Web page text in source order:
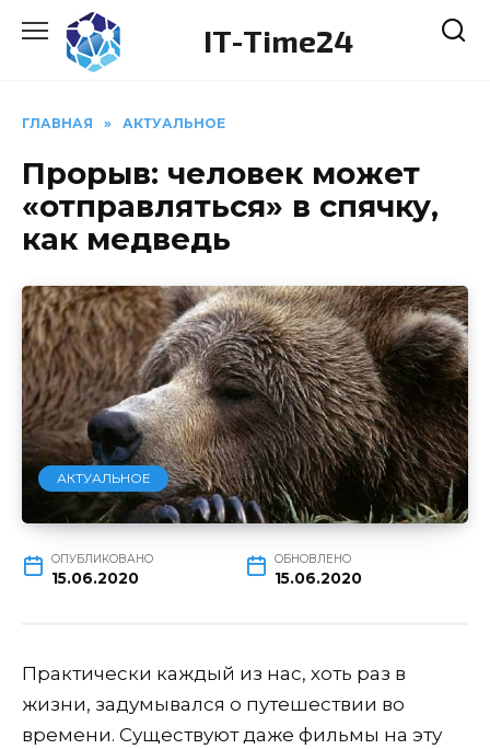
Перейти
содержанию
IT-Time24
ГЛАВНАЯ » АКТУАЛЬНОЕ
Прорыв: человек может
«отправляться» в спячку,
как медведь
АКТУАЛЬНОЕ
ОПУБЛИКОВАНО
15.06.2020
ОБНОВЛЕНО
15.06.2020
Практически каждый из нас, хоть раз в
жизни, задумывался о путешествии во
времени. Существуют даже фильмы на эту